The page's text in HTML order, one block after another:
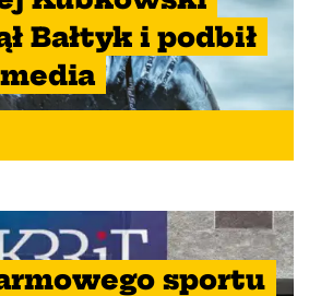
Bałtyk i podbił
sportu